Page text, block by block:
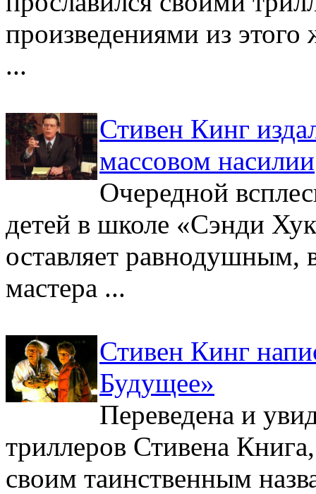
произведениями из
...
Стивен Кинг
массовом насилии
Очередной
детей в школе «Сэнди
оставляет равнодушным,
мастера ...
Стивен Кинг
Будущее»
Переведена и
триллеров Стивена
своим таинственным